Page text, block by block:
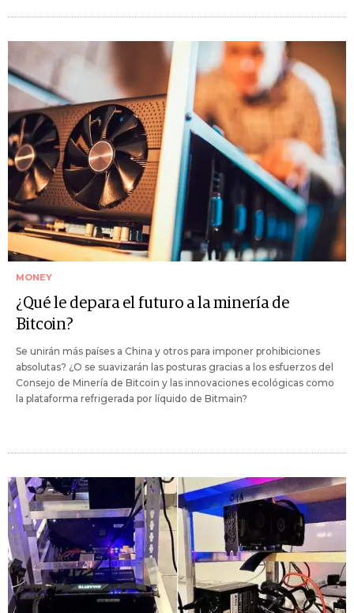
MONEY
¿Qué le depara el futuro a la minería de
Bitcoin?
Se unirán más países a China y otros para imponer prohibiciones
absolutas? ¿O se suavizarán las posturas gracias a los esfuerzos del
Consejo de Minería de Bitcoin y las innovaciones ecológicas como
la plataforma refrigerada por líquido de Bitmain?